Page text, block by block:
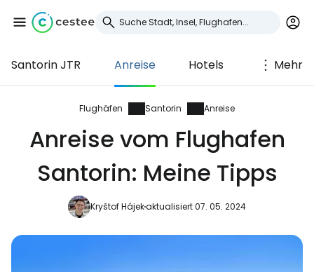
Santorin JTR Anreise Hotels Mehr
Flughäfen Santorin Anreise
Anreise vom Flughafen
Santorin: Meine Tipps
Kryštof Hájekaktualisiert 07. 05. 2024
Anmeldung bei
Cestee
... die weltweite Reise-Community